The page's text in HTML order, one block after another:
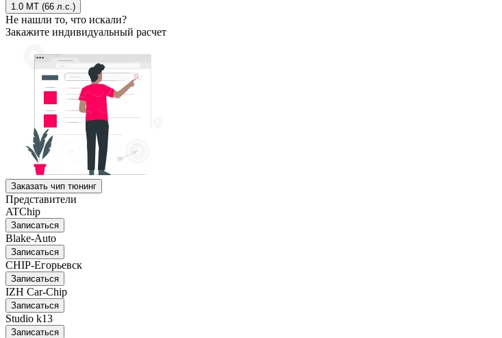
1.0 MT (66 л.с.)
Не нашли то, что искали?
Закажите индивидуальный расчет
Заказать чип тюнинг
Представители
ATChip
Записаться
Blake-Auto
Записаться
CHIP-Егорьевск
Записаться
IZH Car-Chip
Записаться
Studio k13
Записаться